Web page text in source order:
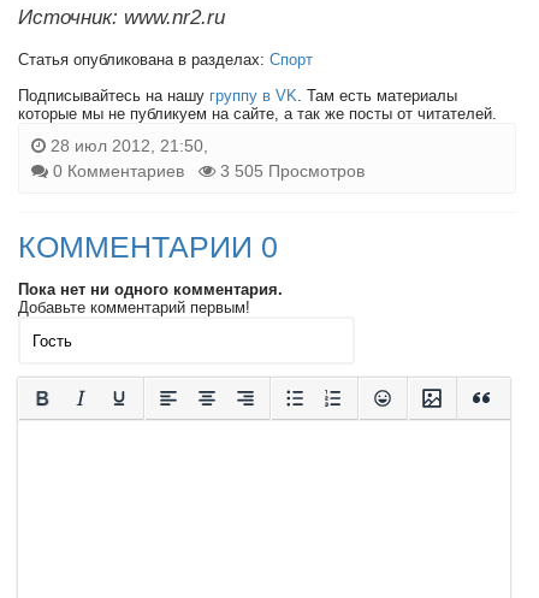
Источник: www.nr2.ru
Статья опубликована в разделах: Спорт
Подписывайтесь на нашу группу в VK. Там есть материалы
которые мы не публикуем на сайте, а так же посты от читателей.
28 июл 2012, 21:50,
0 Комментариев
3 505 Просмотров
КОММЕНТАРИИ 0
Пока нет ни одного комментария.
Добавьте комментарий первым!